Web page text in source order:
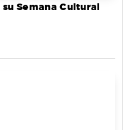
Semana Cultural